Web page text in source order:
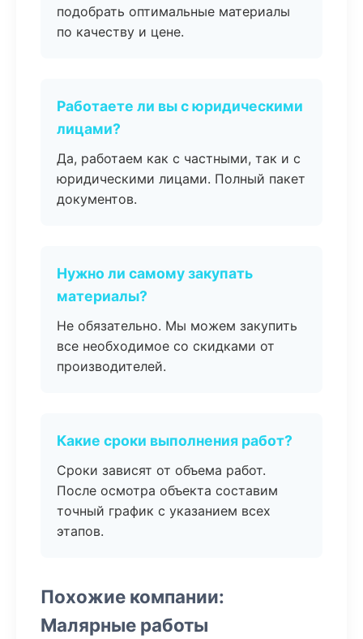
подобрать оптимальные материалы
по качеству и цене.
Работаете ли вы с юридическими
лицами?
Да, работаем как с частными, так и с
юридическими лицами. Полный пакет
документов.
Нужно ли самому закупать
материалы?
Не обязательно. Мы можем закупить
все необходимое со скидками от
производителей.
Какие сроки выполнения работ?
Сроки зависят от объема работ.
После осмотра объекта составим
точный график с указанием всех
этапов.
Похожие компании:
Малярные работы